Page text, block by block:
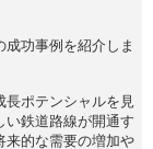
功事例を紹介しま
ポテンシャルを見
い鉄道路線が開通す
来的な需要の増加や